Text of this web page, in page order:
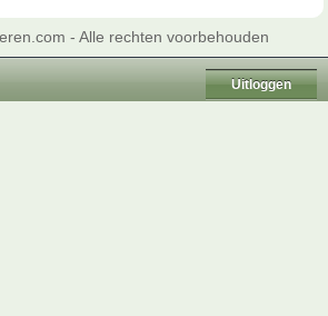
- Alle rechten voorbehouden
Uitloggen